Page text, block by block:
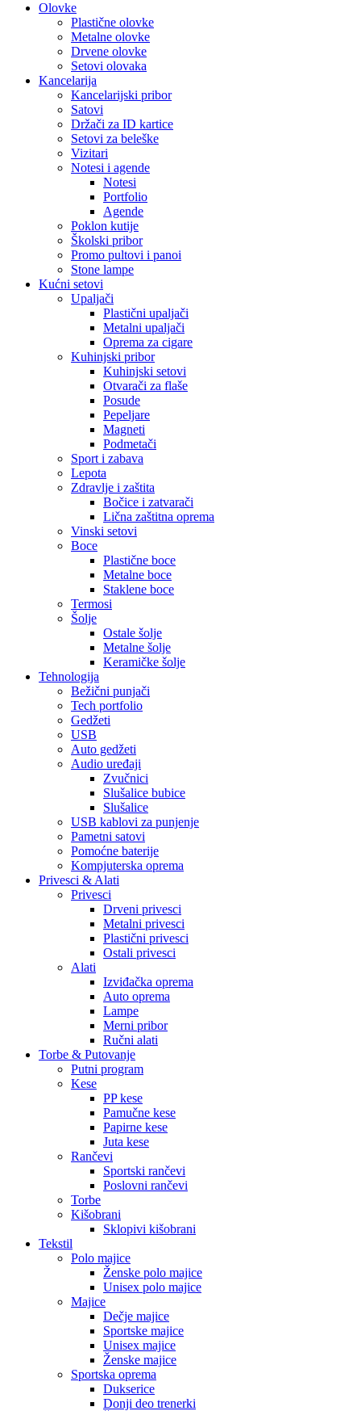
Olovke
Plastične olovke
Metalne olovke
Drvene olovke
Setovi olovaka
Kancelarija
Kancelarijski pribor
Satovi
Držači za ID kartice
Setovi za beleške
Vizitari
Notesi i agende
Notesi
Portfolio
Agende
Poklon kutije
Školski pribor
Promo pultovi i panoi
Stone lampe
Kućni setovi
Upaljači
Plastični upaljači
Metalni upaljači
Oprema za cigare
Kuhinjski pribor
Kuhinjski setovi
Otvarači za flaše
Posude
Pepeljare
Magneti
Podmetači
Sport i zabava
Lepota
Zdravlje i zaštita
Bočice i zatvarači
Lična zaštitna oprema
Vinski setovi
Boce
Plastične boce
Metalne boce
Staklene boce
Termosi
Šolje
Ostale šolje
Metalne šolje
Keramičke šolje
Tehnologija
Bežični punjači
Tech portfolio
Gedžeti
USB
Auto gedžeti
Audio uređaji
Zvučnici
Slušalice bubice
Slušalice
USB kablovi za punjenje
Pametni satovi
Pomoćne baterije
Kompjuterska oprema
Privesci & Alati
Privesci
Drveni privesci
Metalni privesci
Plastični privesci
Ostali privesci
Alati
Izviđačka oprema
Auto oprema
Lampe
Merni pribor
Ručni alati
Torbe & Putovanje
Putni program
Kese
PP kese
Pamučne kese
Papirne kese
Juta kese
Rančevi
Sportski rančevi
Poslovni rančevi
Torbe
Kišobrani
Sklopivi kišobrani
Tekstil
Polo majice
Ženske polo majice
Unisex polo majice
Majice
Dečje majice
Sportske majice
Unisex majice
Ženske majice
Sportska oprema
Dukserice
Donji deo trenerki